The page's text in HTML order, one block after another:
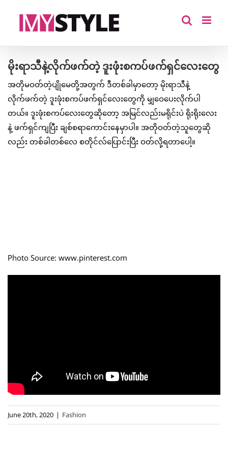
မိုးရာသီနဲ့လိုက်ဖက်တဲ့ ဒူးဖုံးစကပ်ဖက်ရှင်လေးတွေ
အတိုမဝတ်တဲ့ပျိုမေတို့အတွက် ဒီတစ်ခါမှာတော့ မိုးရာသီနဲ့
လိုက်ဖက်တဲ့ ဒူးဖုံးစကပ်ဖက်ရှင်လေးတွေကို မျှဝေပေးလိုက်ပါ
တယ်။ ဒူးဖုံးစကပ်လေးတွေဆိုတော့ အမြင်လည်းမရိုင်းပဲ ရိုးရိုးလေး
နဲ့ ဖက်ရှင်ကျပြီး ချစ်စရာကောင်းနေမှာပါ။ အတိုဝတ်တဲ့သူတွေဆို
လည်း တစ်ခါတစ်လေ စတိုင်လ်ပြောင်းပြီး ဝတ်လို့ရတာပေါ့။
Photo Source: www.pinterest.com
June 20th, 2020 | Fashion